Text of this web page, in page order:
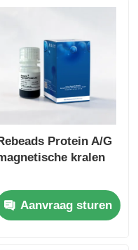
Protein A/G
kralen
Aanvraag sturen